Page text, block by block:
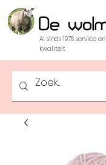
Al sinds 1976 service en
kwaliteit